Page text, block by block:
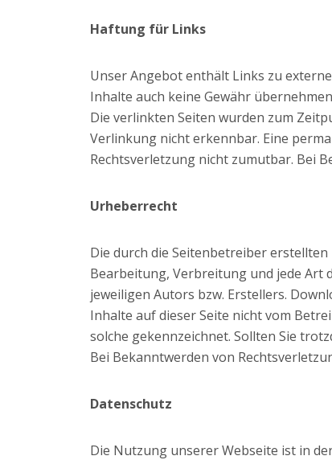
Haftung für Links
Unser Angebot enthält Links zu
Inhalte auch keine Gewähr
Die verlinkten Seiten wurden zum
Verlinkung nicht erkennbar. Eine
Rechtsverletzung nicht zumutbar. Bei
Urheberrecht
Die durch die Seitenbetreiber
Bearbeitung, Verbreitung und jede Art
jeweiligen Autors bzw. Erstellers.
Inhalte auf dieser Seite nicht vom
solche gekennzeichnet. Sollten Sie
Bei Bekanntwerden von
Datenschutz
Die Nutzung unserer Webseite ist in